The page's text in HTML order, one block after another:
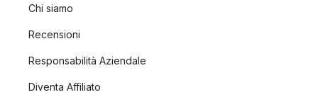
Chi siamo
Recensioni
Responsabilità Aziendale
Diventa Affiliato